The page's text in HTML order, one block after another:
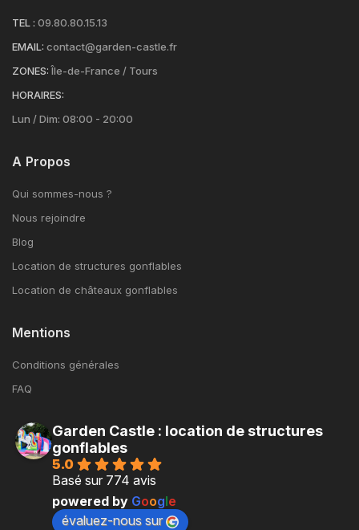
TEL : 09.80.80.15.13
EMAIL: contact@garden-castle.fr
ZONES: Île-de-France / Tours
HORAIRES:
Lun / Dim: 08:00 - 20:00
A Propos
Qui sommes-nous ?
Nous rejoindre
Blog
Location de structures gonflables
Location de châteaux gonflables
Mentions
Conditions générales
FAQ
Garden Castle : location de structures
gonflables
5.0
Basé sur 774 avis
powered by Google
évaluez-nous sur